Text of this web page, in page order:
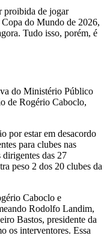
proibida de jogar
do Mundo de 2026,
Tudo isso, porém, é
do Ministério Público
de Rogério Caboclo,
por estar em desacordo
para clubes nas
dirigentes das 27
peso 2 dos 20 clubes da
Caboclo e
Rodolfo Landim,
Bastos, presidente da
os interventores. Essa